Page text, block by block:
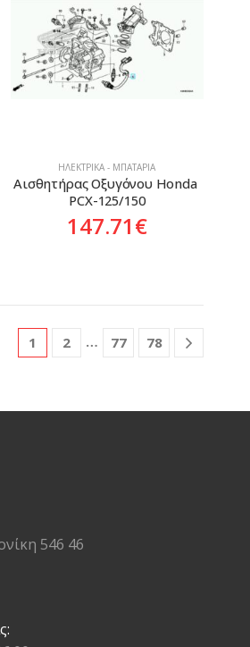
ΗΛΕΚΤΡΙΚΆ - ΜΠΑΤΑΡΊΑ
Αισθητήρας Οξυγόνου Honda
PCX-125/150
147.71€
1 2 … 77 78
546 46